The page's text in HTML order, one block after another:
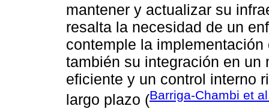
mantener y actualizar su
resalta la necesidad de un
contemple la
también su integración en
eficiente y un control interno
largo plazo (Barriga-Chambi et